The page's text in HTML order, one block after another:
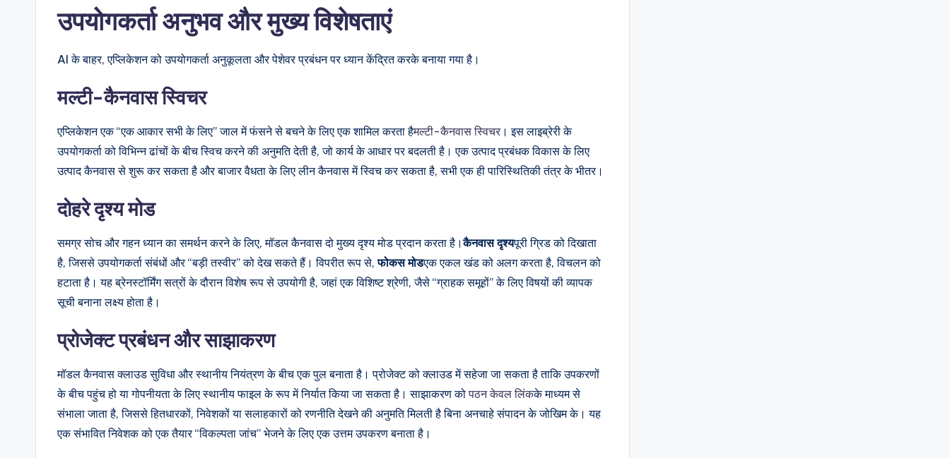
उपयोगकर्ता अनुभव और मुख्य विशेषताएं
AI के बाहर, एप्लिकेशन को उपयोगकर्ता अनुकूलता और पेशेवर प्रबंधन पर ध्यान केंद्रित करके बनाया गया है।
मल्टी-कैनवास स्विचर
एप्लिकेशन एक “एक आकार सभी के लिए” जाल में फंसने से बचने के लिए एक शामिल करता हैमल्टी-कैनवास स्विचर । इस लाइब्रेरी के
उपयोगकर्ता को विभिन्न ढांचों के बीच स्विच करने की अनुमति देती है, जो कार्य के आधार पर बदलती है। एक उत्पाद प्रबंधक विकास के लिए
उत्पाद कैनवास से शुरू कर सकता है और बाजार वैधता के लिए लीन कैनवास में स्विच कर सकता है, सभी एक ही पारिस्थितिकी तंत्र के भीतर।
दोहरे दृश्य मोड
समग्र सोच और गहन ध्यान का समर्थन करने के लिए, मॉडल कैनवास दो मुख्य दृश्य मोड प्रदान करता है।कैनवास दृश्यपूरी ग्रिड को दिखाता
है, जिससे उपयोगकर्ता संबंधों और “बड़ी तस्वीर” को देख सकते हैं। विपरीत रूप से,फोकस मोडएक एकल खंड को अलग करता है, विचलन को
हटाता है। यह ब्रेनस्टॉर्मिंग सत्रों के दौरान विशेष रूप से उपयोगी है, जहां एक विशिष्ट श्रेणी, जैसे “ग्राहक समूहों” के लिए विषयों की व्यापक
सूची बनाना लक्ष्य होता है।
प्रोजेक्ट प्रबंधन और साझाकरण
मॉडल कैनवास क्लाउड सुविधा और स्थानीय नियंत्रण के बीच एक पुल बनाता है। प्रोजेक्ट को क्लाउड में सहेजा जा सकता है ताकि उपकरणों
के बीच पहुंच हो या गोपनीयता के लिए स्थानीय फाइल के रूप में निर्यात किया जा सकता है। साझाकरण कोपठन केवल लिंकके माध्यम से
संभाला जाता है, जिससे हितधारकों, निवेशकों या सलाहकारों को रणनीति देखने की अनुमति मिलती है बिना अनचाहे संपादन के जोखिम के। यह
एक संभावित निवेशक को एक तैयार “विकल्पता जांच” भेजने के लिए एक उत्तम उपकरण बनाता है।